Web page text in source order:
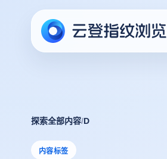
探索全部内容/D
内容标签